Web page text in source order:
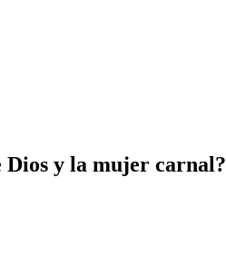
Dios y la mujer carnal?